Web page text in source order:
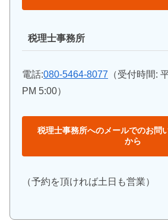
税理士事務所
電話:080-5464-8077 （受付時間:
PM 5:00）
税理士事務所へのメールでのお問
から
（予約を頂ければ土日も営業）